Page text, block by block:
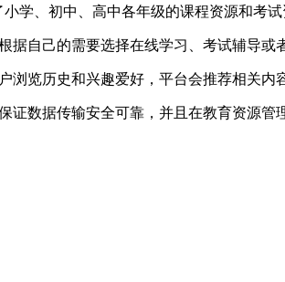
学、初中、高中各年级的课程资源和考
据自己的需要选择在线学习、考试辅导或
浏览历史和兴趣爱好，平台会推荐相关内
证数据传输安全可靠，并且在教育资源管